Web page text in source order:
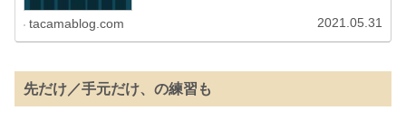
tacamablog.com 2021.05.31
先だけ／手元だけ、の練習も